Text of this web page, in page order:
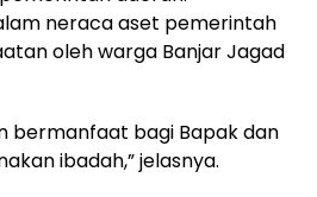
neraca aset pemerintah
oleh warga Banjar Jagad
bermanfaat bagi Bapak dan
ibadah,” jelasnya.